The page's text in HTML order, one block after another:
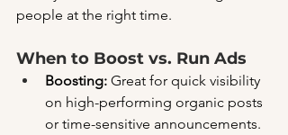
people at the right time.
When to Boost vs. Run Ads
Boosting: Great for quick visibility
on high-performing organic posts
or time-sensitive announcements.